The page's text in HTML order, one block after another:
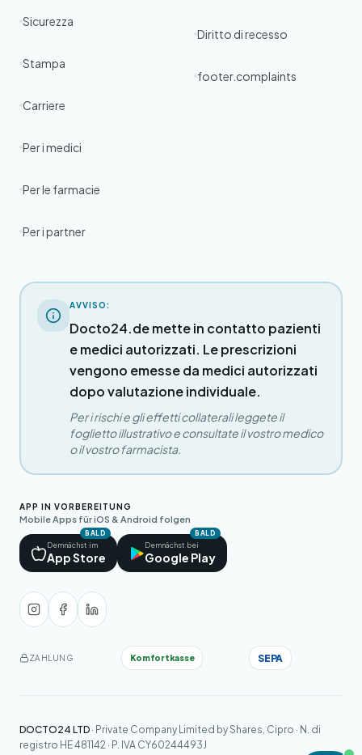
Sicurezza
Stampa
Carriere
Per i medici
Per le farmacie
Per i partner
Diritto di recesso
footer.complaints
AVVISO:
Docto24.de mette in contatto pazienti
e medici autorizzati. Le prescrizioni
vengono emesse da medici autorizzati
dopo valutazione individuale.
Per i rischi e gli effetti collaterali leggete il
foglietto illustrativo e consultate il vostro medico
o il vostro farmacista.
APP IN VORBEREITUNG
Mobile Apps für iOS & Android folgen
BALD
Demnächst im
App Store
BALD
Demnächst bei
Google Play
ZAHLUNG Komfortkasse SEPA
DOCTO24 LTD · Private Company Limited by Shares, Cipro · N. di
registro HE 481142 · P. IVA CY60244493J